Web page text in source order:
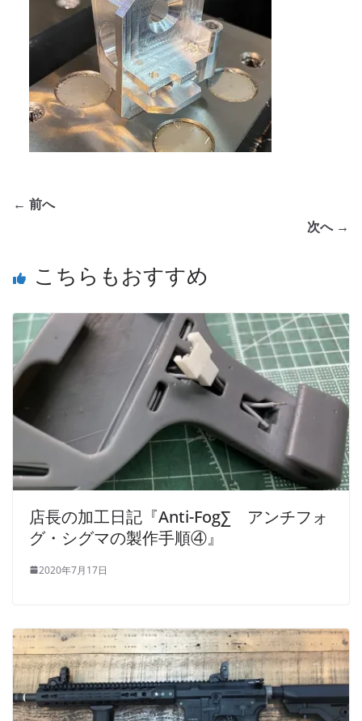
← 前へ
次へ →
こちらもおすすめ
店長の加工日記『Anti-Fog∑ アンチフォ
グ・シグマの製作手順④』
2020年7月17日